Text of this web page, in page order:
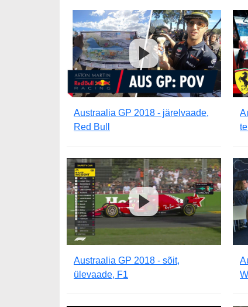
Austraalia GP 2018 - järelvaade,
Red Bull
Austraalia GP 2018 - sõit,
ülevaade, F1